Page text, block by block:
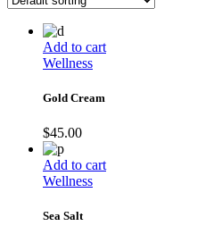
Add to cart
Wellness
Gold Cream
$45.00
Add to cart
Wellness
Sea Salt